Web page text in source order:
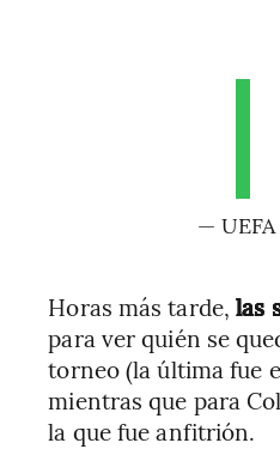
— UEFA
Horas más tarde,las
para ver quién se
torneo (la última fue
mientras que para
la que fue anfitrión.